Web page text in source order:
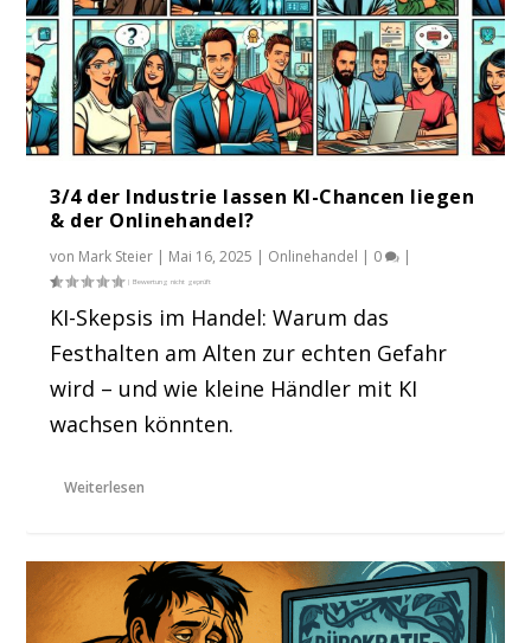
Bürokratie-Kollaps: Mittelstand investiert
1,5 Mil...
USA: DHL übernimmt IDS Fulfillment
Creditreform Mittelstandsstudie 2025 –
Mitte...
3/4 der Industrie lassen KI-Chancen liegen
& der Onlinehandel?
von Mark Steier | Mai 16, 2025 | Onlinehandel | 0 |
KI-Skepsis im Handel: Warum das
Festhalten am Alten zur echten Gefahr
wird – und wie kleine Händler mit KI
wachsen könnten.
Weiterlesen